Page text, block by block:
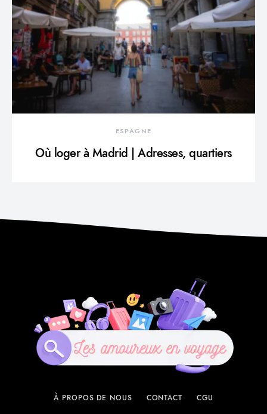
ESPAGNE
Où loger à Madrid | Adresses, quartiers
À PROPOS DE NOUS CONTACT CGU